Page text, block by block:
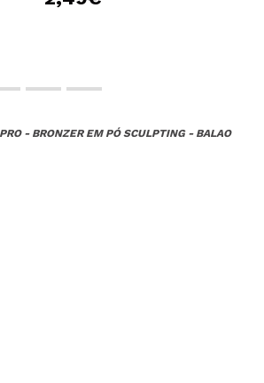
- BRONZER EM PÓ SCULPTING - BALAO